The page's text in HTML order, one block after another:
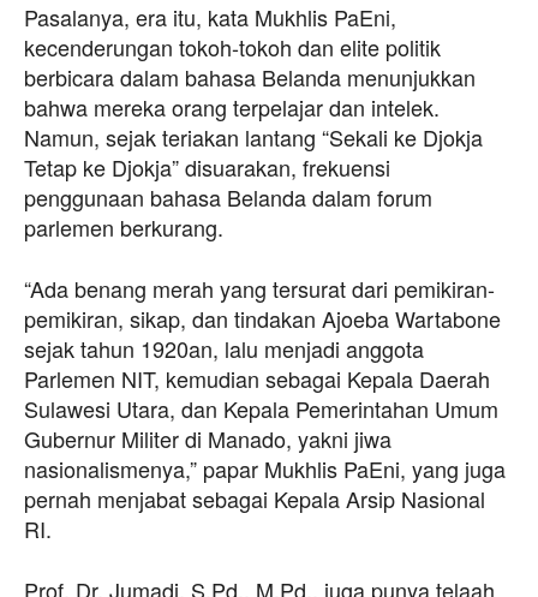
Pasalanya, era itu, kata Mukhlis PaEni,
kecenderungan tokoh-tokoh dan elite politik
berbicara dalam bahasa Belanda menunjukkan
bahwa mereka orang terpelajar dan intelek.
Namun, sejak teriakan lantang “Sekali ke Djokja
Tetap ke Djokja” disuarakan, frekuensi
penggunaan bahasa Belanda dalam forum
parlemen berkurang.
“Ada benang merah yang tersurat dari pemikiran-
pemikiran, sikap, dan tindakan Ajoeba Wartabone
sejak tahun 1920an, lalu menjadi anggota
Parlemen NIT, kemudian sebagai Kepala Daerah
Sulawesi Utara, dan Kepala Pemerintahan Umum
Gubernur Militer di Manado, yakni jiwa
nasionalismenya,” papar Mukhlis PaEni, yang juga
pernah menjabat sebagai Kepala Arsip Nasional
RI.
Prof. Dr. Jumadi, S.Pd., M.Pd., juga punya telaah